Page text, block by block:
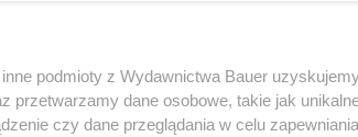
podmioty z Wydawnictwa Bauer
przetwarzamy dane osobowe, takie jak
czy dane przeglądania w celu zapewniania